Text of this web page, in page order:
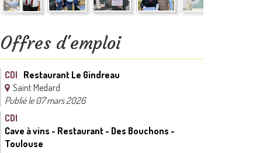
Offres d'emploi
CDI Restaurant Le Gindreau
Saint Medard
Publié le 07 mars 2026
CDI
Cave à vins - Restaurant - Des Bouchons -
Toulouse